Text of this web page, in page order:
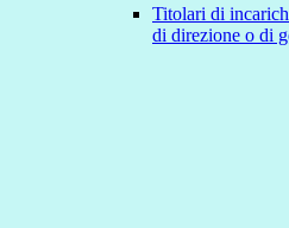
Titolari di
di direzione o di